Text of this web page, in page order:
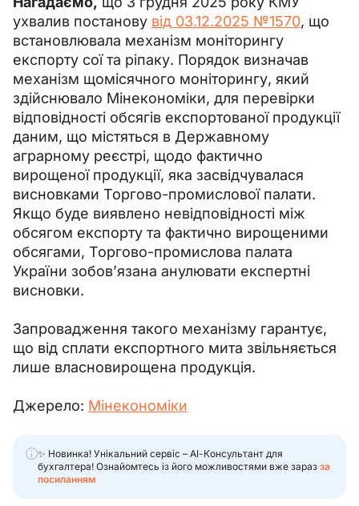
ухвалив постанову від 03.12.2025 №1570, що
встановлювала механізм моніторингу
експорту сої та ріпаку. Порядок визначав
механізм щомісячного моніторингу, який
здійснювало Мінекономіки, для перевірки
відповідності обсягів експортованої продукції
даним, що містяться в Державному
аграрному реєстрі, щодо фактично
вирощеної продукції, яка засвідчувалася
висновками Торгово-промислової палати.
Якщо буде виявлено невідповідності між
обсягом експорту та фактично вирощеними
обсягами, Торгово-промислова палата
України зобов’язана анулювати експертні
висновки.
Запровадження такого механізму гарантує,
що від сплати експортного мита звільняється
лише власновирощена продукція.
Джерело: Мінекономіки
✨ Новинка! Унікальний сервіс – АІ-Консультант для
бухгалтера! Ознайомтесь із його можливостями вже зараз за
посиланням